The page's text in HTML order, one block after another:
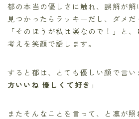
郁の本当の優しさに触れ、誤解が
見つかったらラッキーだし、ダメだ
「そのほうが私は楽なので！」と
考えを笑顔で話します。
すると郁は、とても優しい顔で言い
方いいね 優しくて好き」
またそんなことを言って、と凛が